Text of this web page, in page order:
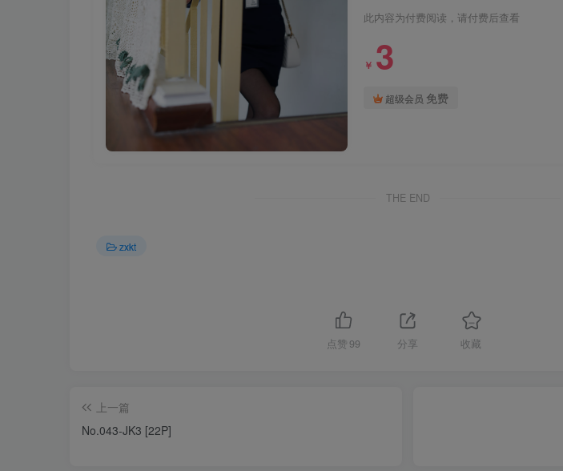
此内容为付费阅读，请付费后查看
￥ 3
超级会员 免费
THE END
zxkt
点赞 99 分享 收藏
上一篇
No.043-JK3 [22P]